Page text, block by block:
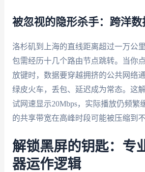
被忽视的隐形杀手：跨洋数
洛杉矶到上海的直线距离超过一万公
包需经历十几个路由节点跳转。当你
放键时，数据要穿越拥挤的公共网络
绿皮火车，丢包、延迟成为常态。这
试网速显示20Mbps，实际播放仍频
的共享带宽在高峰时段可能被压缩到不
解锁黑屏的钥匙：专
器运作逻辑